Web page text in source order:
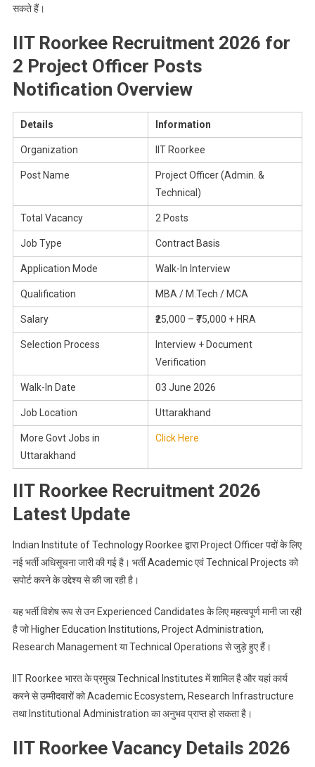
सकते हैं।
IIT Roorkee Recruitment 2026 for
2 Project Officer Posts
Notification Overview
Details Information
Organization IIT Roorkee
Post Name
Project Officer (Admin. &
Technical)
Total Vacancy 2 Posts
Job Type Contract Basis
Application Mode Walk-In Interview
Qualification MBA / M.Tech / MCA
Salary ₹25,000 – ₹75,000 + HRA
Selection Process
Interview + Document
Verification
Walk-In Date 03 June 2026
Job Location Uttarakhand
More Govt Jobs in
Uttarakhand
Click Here
IIT Roorkee Recruitment 2026
Latest Update
Indian Institute of Technology Roorkee द्वारा Project Officer पदों के लिए
नई भर्ती अधिसूचना जारी की गई है। भर्ती Academic एवं Technical Projects को
सपोर्ट करने के उद्देश्य से की जा रही है।
यह भर्ती विशेष रूप से उन Experienced Candidates के लिए महत्वपूर्ण मानी जा रही
है जो Higher Education Institutions, Project Administration,
Research Management या Technical Operations से जुड़े हुए हैं।
IIT Roorkee भारत के प्रमुख Technical Institutes में शामिल है और यहां कार्य
करने से उम्मीदवारों को Academic Ecosystem, Research Infrastructure
तथा Institutional Administration का अनुभव प्राप्त हो सकता है।
IIT Roorkee Vacancy Details 2026